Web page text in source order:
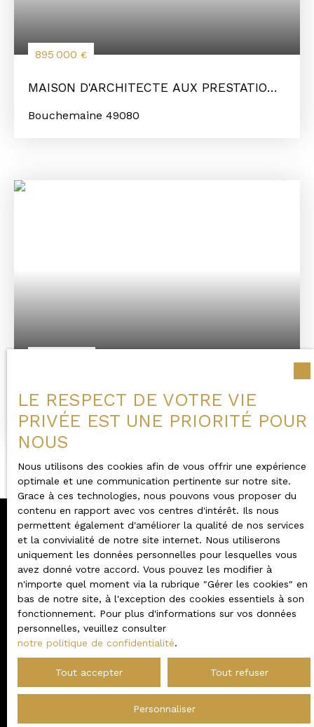
895 000 €
MAISON D'ARCHITECTE AUX PRESTATIONS
Bouchemaine 49080
PROPRIÉTÉ DE CHARME SUR LES BORDS
DE LOIRE
Bouchemaine 49080
Vous ne trouvez pas
la propriété de vos rêves
?
L’agenceKaracterre®met à votre disposition cette
« Alerte email » afin de recevoir les annonces qui
pourraient correspondre à votre recherche
LE RESPECT DE VOTRE VIE
PRIVÉE EST UNE PRIORITÉ POUR
NOUS
Nous utilisons des cookies afin de vous offrir une expérience
optimale et une communication pertinente sur notre site.
Grace à ces technologies, nous pouvons vous proposer du
contenu en rapport avec vos centres d'intérêt. Ils nous
permettent également d'améliorer la qualité de nos services
et la convivialité de notre site internet. Nous utiliserons
uniquement les données personnelles pour lesquelles vous
avez donné votre accord. Vous pouvez les modifier à
n'importe quel moment via la rubrique ″Gérer les cookies″ en
bas de notre site, à l'exception des cookies essentiels à son
fonctionnement. Pour plus d'informations sur vos données
personnelles, veuillez consulter
notre politique de confidentialité.
Tout accepter Tout refuser
Personnaliser